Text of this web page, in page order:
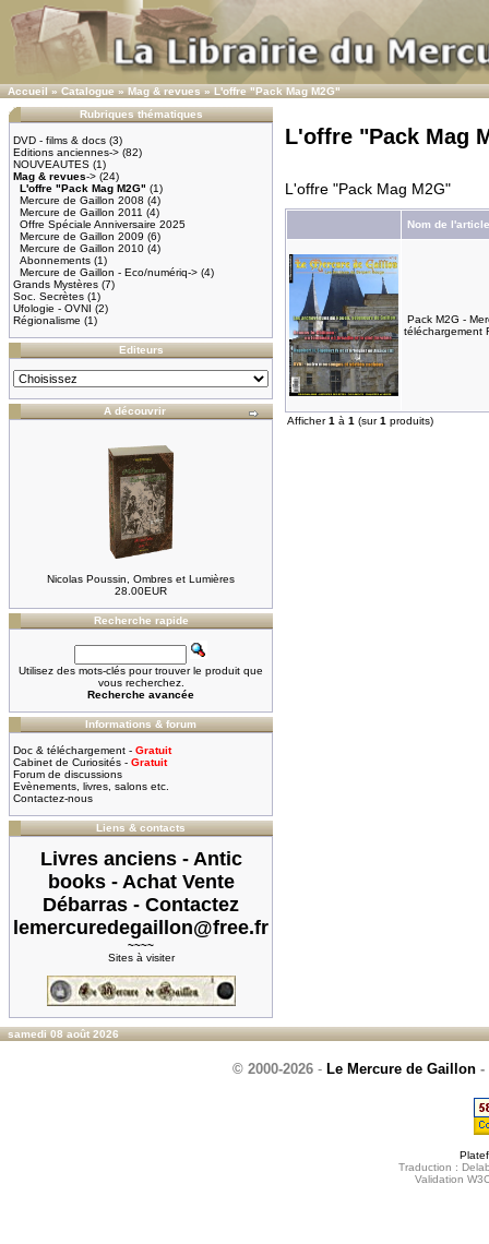
Accueil»Catalogue»Mag & revues»L'offre "Pack Mag M2G"
Rubriques thématiques
DVD - films & docs (3)
Editions anciennes-> (82)
NOUVEAUTES (1)
Mag & revues-> (24)
L'offre "Pack Mag M2G" (1)
Mercure de Gaillon 2008 (4)
Mercure de Gaillon 2011 (4)
Offre Spéciale Anniversaire 2025
Mercure de Gaillon 2009 (6)
Mercure de Gaillon 2010 (4)
Abonnements (1)
Mercure de Gaillon - Eco/numériq-> (4)
Grands Mystères (7)
Soc. Secrètes (1)
Ufologie - OVNI (2)
Régionalisme (1)
Editeurs
A découvrir
Nicolas Poussin, Ombres et Lumières
28.00EUR
Recherche rapide
Utilisez des mots-clés pour trouver le produit que
vous recherchez.
Recherche avancée
Informations & forum
Doc & téléchargement - Gratuit
Cabinet de Curiosités - Gratuit
Forum de discussions
Evènements, livres, salons etc.
Contactez-nous
Liens & contacts
Livres anciens - Antic
books - Achat Vente
Débarras - Contactez
lemercuredegaillon@free.fr
~~~~
Sites à visiter
L'offre "Pack Mag
L'offre "Pack Mag M2G"
Nom de
Pack M2G -
téléchargement
Afficher1 à 1 (sur1 produits)
samedi 08 août 2026
© 2000-2026 - Le Mercure de Gaillon -
Traduction :
Validation